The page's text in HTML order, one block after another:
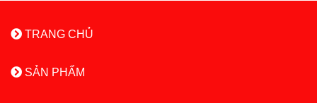
TRANG CHỦ
SẢN PHẨM